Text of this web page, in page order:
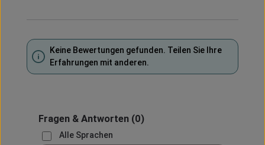
Keine Bewertungen gefunden. Teilen Sie Ihre
Erfahrungen mit anderen.
Fragen & Antworten(0)
Alle Sprachen